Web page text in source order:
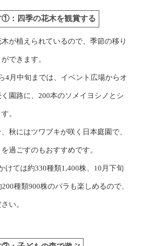
：四季の花木を観賞する
が植えられているので、季節の移り
できます。
4月中旬までは、イベント広場からオ
園路に、200本のソメイヨシノとシ
。
秋にはツワブキが咲く日本庭園で、
過ごすのもおすすめです。
けては約330種類1,400株、10月下旬
種類900株のバラも楽しめるので、
い。